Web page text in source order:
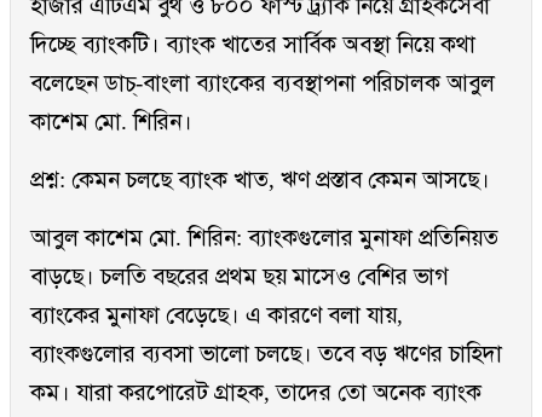
হাজার এটিএম বুথ ও ৮০০ ফাস্ট ট্র্যাক নিয়ে গ্রাহকসেবা
দিচ্ছে ব্যাংকটি। ব্যাংক খাতের সার্বিক অবস্থা নিয়ে কথা
বলেছেন ডাচ্-বাংলা ব্যাংকের ব্যবস্থাপনা পরিচালক আবুল
কাশেম মো. শিরিন।
প্রশ্ন: কেমন চলছে ব্যাংক খাত, ঋণ প্রস্তাব কেমন আসছে।
আবুল কাশেম মো. শিরিন: ব্যাংকগুলোর মুনাফা প্রতিনিয়ত
বাড়ছে। চলতি বছরের প্রথম ছয় মাসেও বেশির ভাগ
ব্যাংকের মুনাফা বেড়েছে। এ কারণে বলা যায়,
ব্যাংকগুলোর ব্যবসা ভালো চলছে। তবে বড় ঋণের চাহিদা
কম। যারা করপোরেট গ্রাহক, তাদের তো অনেক ব্যাংক